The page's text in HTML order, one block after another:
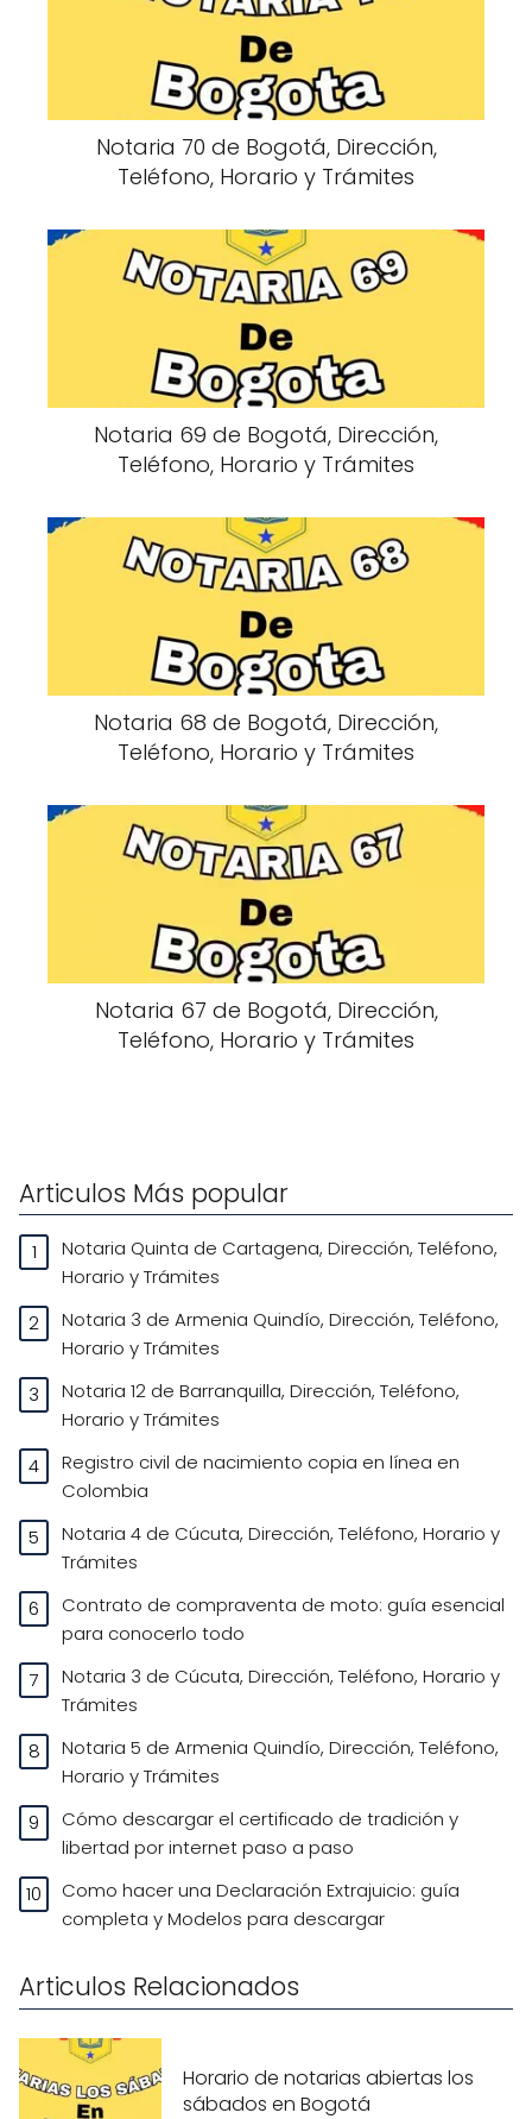
Notaria 70 de Bogotá, Dirección,
Teléfono, Horario y Trámites
Notaria 69 de Bogotá, Dirección,
Teléfono, Horario y Trámites
Notaria 68 de Bogotá, Dirección,
Teléfono, Horario y Trámites
Notaria 67 de Bogotá, Dirección,
Teléfono, Horario y Trámites
Articulos Más popular
Notaria Quinta de Cartagena, Dirección, Teléfono,
Horario y Trámites
Notaria 3 de Armenia Quindío, Dirección, Teléfono,
Horario y Trámites
Notaria 12 de Barranquilla, Dirección, Teléfono,
Horario y Trámites
Registro civil de nacimiento copia en línea en
Colombia
Notaria 4 de Cúcuta, Dirección, Teléfono, Horario y
Trámites
Contrato de compraventa de moto: guía esencial
para conocerlo todo
Notaria 3 de Cúcuta, Dirección, Teléfono, Horario y
Trámites
Notaria 5 de Armenia Quindío, Dirección, Teléfono,
Horario y Trámites
Cómo descargar el certificado de tradición y
libertad por internet paso a paso
Como hacer una Declaración Extrajuicio: guía
completa y Modelos para descargar
Articulos Relacionados
Horario de notarias abiertas los
sábados en Bogotá